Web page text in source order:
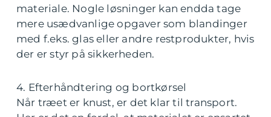
materiale. Nogle løsninger kan endda tage
mere usædvanlige opgaver som blandinger
med f.eks. glas eller andre restprodukter, hvis
der er styr på sikkerheden.
4. Efterhåndtering og bortkørsel
Når træet er knust, er det klar til transport.